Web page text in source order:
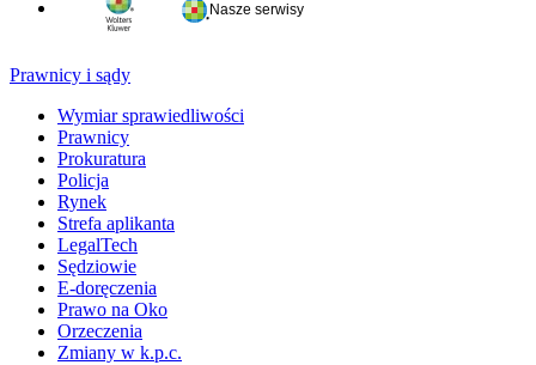
Nasze serwisy
Prawnicy i sądy
Wymiar sprawiedliwości
Prawnicy
Prokuratura
Policja
Rynek
Strefa aplikanta
LegalTech
Sędziowie
E-doręczenia
Prawo na Oko
Orzeczenia
Zmiany w k.p.c.